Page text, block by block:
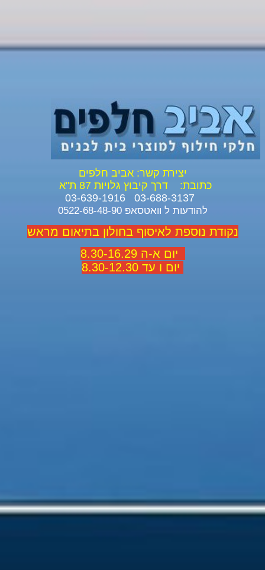
יצירת קשר: אביב חלפים
כתובת:
דרך קיבוץ גלויות 87 ת"א
להודעות ל וואטסאפ 0522-68-48-90
נקודת נוספת לאיסוף בחולון בתיאום מראש
יום א-ה 8.30-16.29
יום ו עד 8.30-12.30